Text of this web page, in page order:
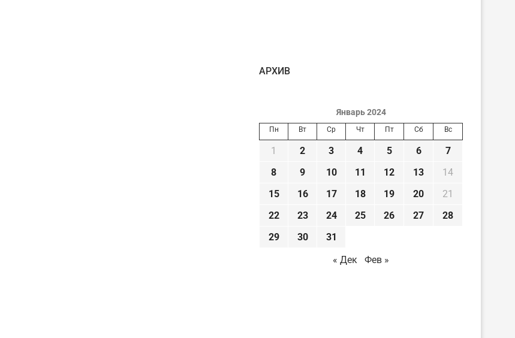
AРХИВ
Январь 2024
Пн Вт Ср Чт Пт Сб Вс
1 2 3 4 5 6
7
8
9 10 11 12 13
14
15
16 17 18 19 20
21
22
23 24 25 26 27
28
29
30
31
« Дек
Фев »